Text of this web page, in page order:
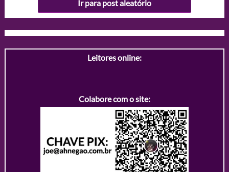
Ir para post aleatório
Leitores online:
Colabore com o site: